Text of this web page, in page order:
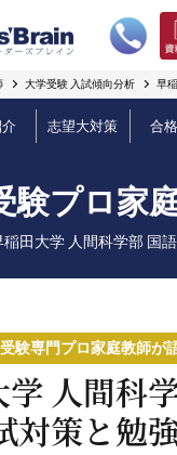
ンの強み
は
ン
大学受験 入試傾向分析 早
志望大対策 合
験プロ家
稲田大学 人間科学部 国語
験専門プロ家庭教師が
学 人間科
対策と勉